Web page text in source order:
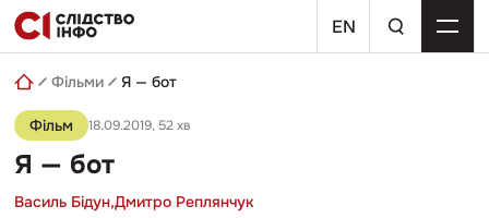
Skip
to
content
EN
пошуковий
запит
Фільми Я — бот
Фільм 18.09.2019, 52 хв
Я — бот
Василь Бідун,Дмитро Реплянчук